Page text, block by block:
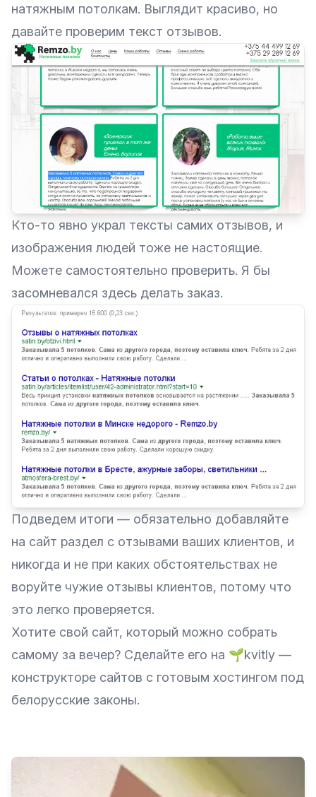
натяжным потолкам. Выглядит красиво, но
давайте проверим текст отзывов.
Кто-то явно украл тексты самих отзывов, и
изображения людей тоже не настоящие.
Можете самостоятельно проверить. Я бы
засомневался здесь делать заказ.
Подведем итоги — обязательно добавляйте
на сайт раздел с отзывами ваших клиентов, и
никогда и не при каких обстоятельствах не
воруйте чужие отзывы клиентов, потому что
это легко проверяется.
Хотите свой сайт, который можно собрать
самому за вечер? Сделайте его на 🌱kvitly —
конструкторе сайтов с готовым хостингом под
белорусские законы.